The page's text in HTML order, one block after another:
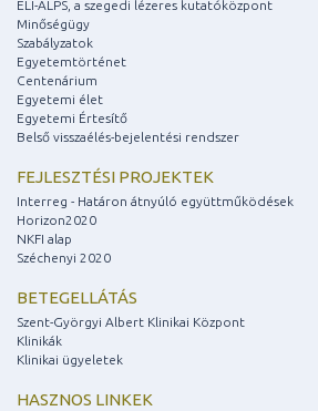
ELI-ALPS, a szegedi lézeres kutatóközpont
Minőségügy
Szabályzatok
Egyetemtörténet
Centenárium
Egyetemi élet
Egyetemi Értesítő
Belső visszaélés-bejelentési rendszer
FEJLESZTÉSI PROJEKTEK
Interreg - Határon átnyúló együttműködések
Horizon2020
NKFI alap
Széchenyi 2020
BETEGELLÁTÁS
Szent-Györgyi Albert Klinikai Központ
Klinikák
Klinikai ügyeletek
HASZNOS LINKEK